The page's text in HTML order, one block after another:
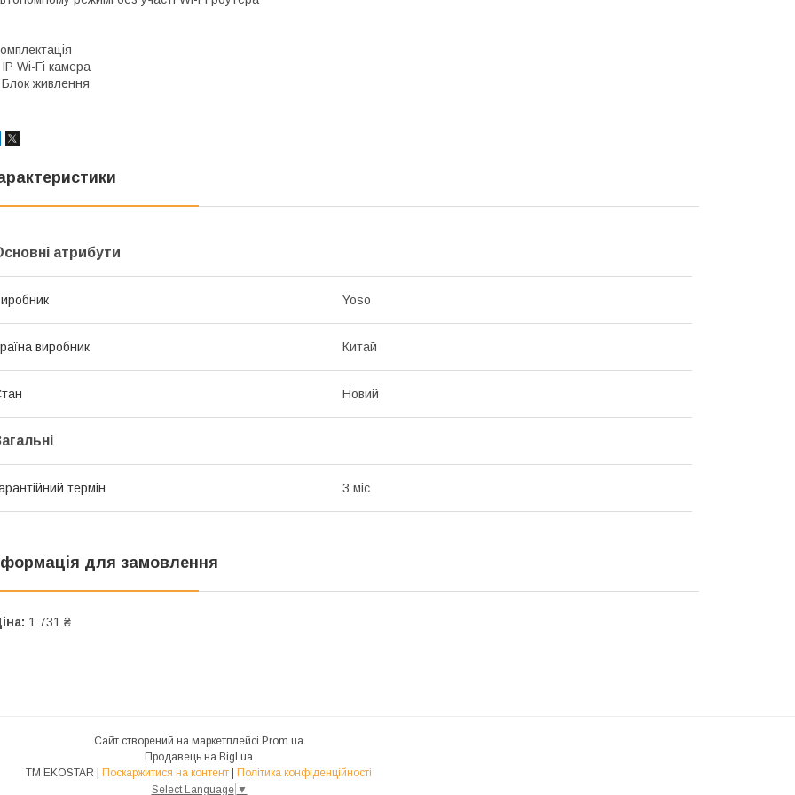
IP Wi-Fi камера
Блок живлення
атрибути
Yoso
виробник Китай
Новий
термін 3 міс
для замовлення
1 731 ₴
Сайт створений на маркетплейсі Prom.ua
Продавець на Bigl.ua
ТМ EKOSTAR | Поскаржитися на контент | Політика конфіденційності
Select Language ▼